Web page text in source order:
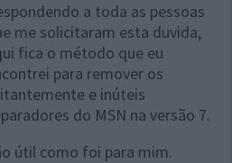
a toda as pessoas
me solicitaram esta duvida,
fica o método que eu
para remover os
e inúteis
do MSN na versão 7.
útil como foi para mim.